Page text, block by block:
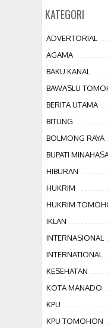
KATEGORI
ADVERTORIAL
AGAMA
BAKU KANAL
BAWASLU
BERITA UTAMA
BITUNG
BOLMONG RAYA
BUPATI
HIBURAN
HUKRIM
HUKRIM
IKLAN
INTERNASIONAL
INTERNATIONAL
KESEHATAN
KOTA MANADO
KPU
KPU TOMOHON